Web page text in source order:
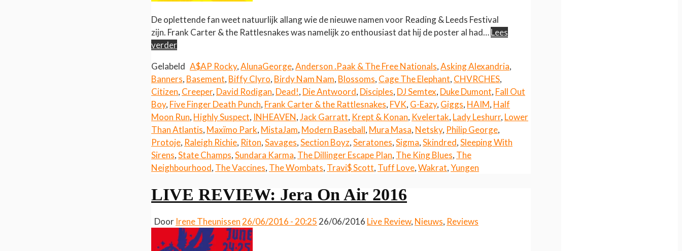
De oplettende fan weet natuurlijk allang wie de nieuwe namen voor Reading & Leeds Festival
zijn. Frank Carter & the Rattlesnakes was namelijk zo enthousiast dat hij de poster al had…Lees
verder
Gelabeld A$AP Rocky,AlunaGeorge,Anderson .Paak & The Free Nationals,Asking Alexandria,
Banners, Basement, Biffy Clyro, Birdy Nam Nam, Blossoms, Cage The Elephant, CHVRCHES,
Citizen, Creeper, David Rodigan, Dead!, Die Antwoord, Disciples, DJ Semtex, Duke Dumont, Fall Out
Boy, Five Finger Death Punch, Frank Carter & the Rattlesnakes, FVK, G-Eazy, Giggs, HAIM, Half
Moon Run, Highly Suspect, INHEAVEN,Jack Garratt, Krept & Konan, Kvelertak, Lady Leshurr, Lower
Than Atlantis, Maxïmo Park, MistaJam, Modern Baseball, Mura Masa, Netsky, Philip George,
Protoje, Raleigh Richie, Riton,Savages,Section Boyz,Seratones,Sigma,Skindred,Sleeping With
Sirens,State Champs,Sundara Karma, The Dillinger Escape Plan, The King Blues, The
Neighbourhood, The Vaccines, The Wombats, Travi$ Scott, Tuff Love,Wakrat,Yungen
LIVE REVIEW: Jera On Air 2016
Door Irene Theunissen 26/06/2016 - 20:25 26/06/2016 Live Review, Nieuws, Reviews